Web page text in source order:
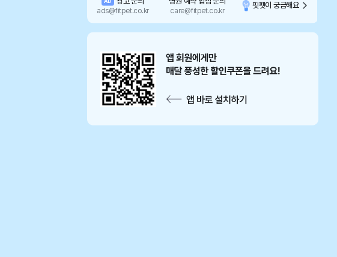
ads@fitpet.co.kr care@fitpet.co.kr
핏펫이 궁금해요